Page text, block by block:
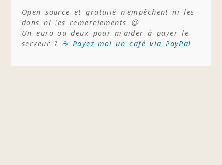
Open source et gratuité n'empêchent ni les
dons ni les remerciements 😉
Un euro ou deux pour m'aider à payer le
serveur ? ☕ Payez-moi un café via PayPal